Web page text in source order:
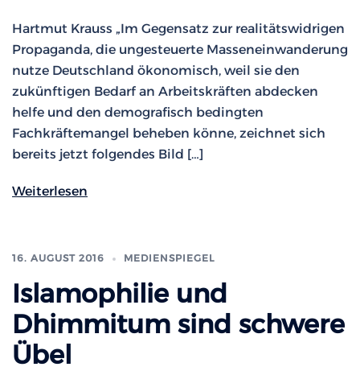
Hartmut Krauss „Im Gegensatz zur realitätswidrigen
Propaganda, die ungesteuerte Masseneinwanderung
nutze Deutschland ökonomisch, weil sie den
zukünftigen Bedarf an Arbeitskräften abdecken
helfe und den demografisch bedingten
Fachkräftemangel beheben könne, zeichnet sich
bereits jetzt folgendes Bild […]
Weiterlesen
16. AUGUST 2016 MEDIENSPIEGEL
Islamophilie und
Dhimmitum sind schwere
Übel